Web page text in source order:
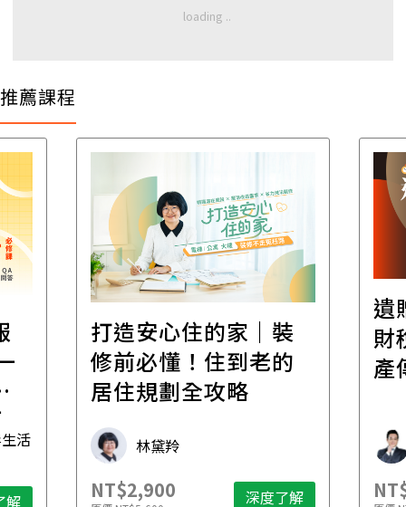
推薦課程
活
解
打造安心住的家｜裝
修前必懂！住到老的
居住規劃全攻略
林黛羚
NT$2,900 深度了解
遺
財
產